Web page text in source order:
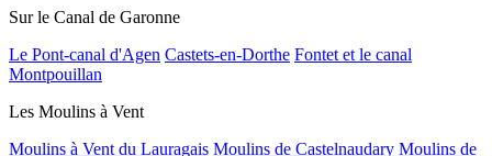
Sur le Canal de Garonne
Le Pont-canal d'Agen Castets-en-Dorthe Fontet et le canal
Montpouillan
Les Moulins à Vent
Moulins à Vent du Lauragais Moulins de Castelnaudary Moulins de